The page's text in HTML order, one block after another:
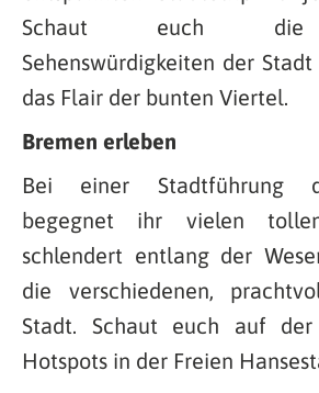
Schaut euch die
Sehenswürdigkeiten der
das Flair der bunten Viertel.
Bremen erleben
Bei einer Stadtführung
begegnet ihr vielen
schlendert entlang der
die verschiedenen,
Stadt. Schaut euch auf
Hotspots in der Freien